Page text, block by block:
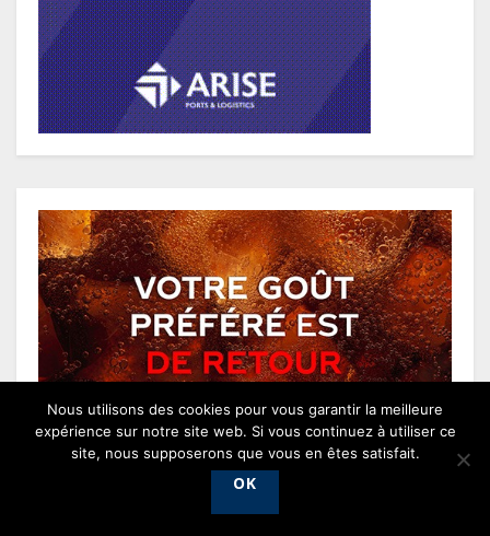
Nous utilisons des cookies pour vous garantir la meilleure
expérience sur notre site web. Si vous continuez à utiliser ce
site, nous supposerons que vous en êtes satisfait.
OK